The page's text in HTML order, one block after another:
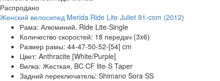
Распродано
Женский велосипед Merida Ride Lite Juliet 91-com (2012)
Рама: Алюминий, Ride Lite-Single
Количество скоростей: 18 передач (3x6)
Размер рамы: 44-47-50-52-[54] cm
Цвет: Anthracite [White/Purple]
Вилка: Жесткая, BC CF lite-S Taper
Задний переключатель: Shimano Sora SS